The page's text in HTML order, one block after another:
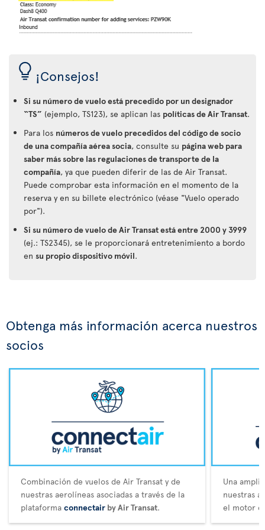
¡Consejos!
Si su número de vuelo está precedido por un designador
“TS” (ejemplo, TS123), se aplican las políticas de Air Transat.
Para los números de vuelo precedidos del código de socio
de una compañía aérea socia, consulte su página web para
saber más sobre las regulaciones de transporte de la
compañía, ya que pueden diferir de las de Air Transat.
Puede comprobar esta información en el momento de la
reserva y en su billete electrónico (véase "Vuelo operado
por").
Si su número de vuelo de Air Transat está entre 2000 y 3999
(ej.: TS2345), se le proporcionará entretenimiento a bordo
en su propio dispositivo móvil.
Obtenga más información acerca nuestros
socios
Combinación de vuelos de Air Transat y de
nuestras aerolíneas asociadas a través de la
plataforma connectair by Air Transat.
Una
nuestras
el motor